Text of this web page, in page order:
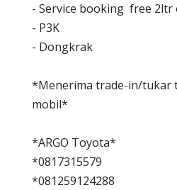
- Service booking free 2ltr
- P3K
- Dongkrak
*Menerima trade-in/tukar
mobil*
*ARGO Toyota*
*0817315579
*081259124288